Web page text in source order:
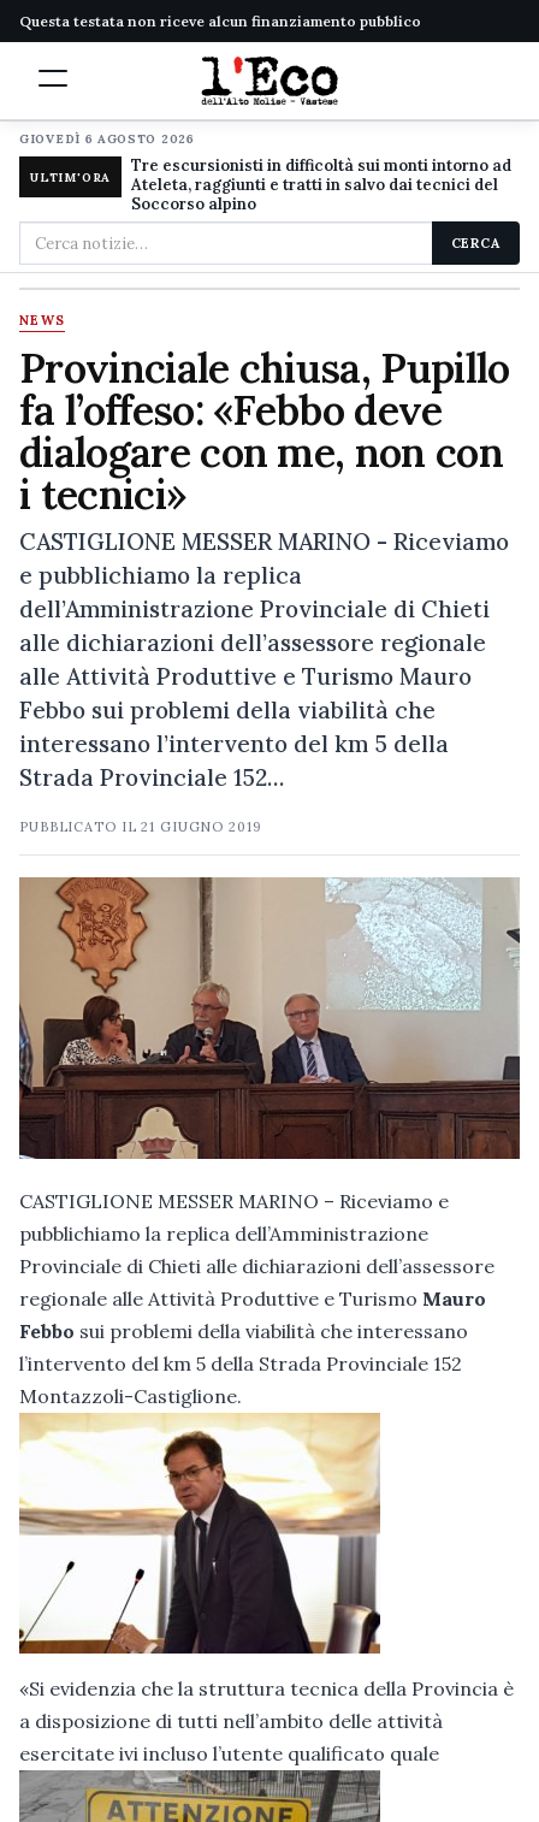
Questa testata non riceve alcun finanziamento pubblico
GIOVEDÌ 6 AGOSTO 2026
ULTIM'ORA
Tre escursionisti in difficoltà sui monti intorno ad
Ateleta, raggiunti e tratti in salvo dai tecnici del
Soccorso alpino
Cerca
nel
sito
CERCA
NEWS
Provinciale chiusa, Pupillo
fa l’offeso: «Febbo deve
dialogare con me, non con
i tecnici»
CASTIGLIONE MESSER MARINO - Riceviamo
e pubblichiamo la replica
dell’Amministrazione Provinciale di Chieti
alle dichiarazioni dell’assessore regionale
alle Attività Produttive e Turismo Mauro
Febbo sui problemi della viabilità che
interessano l’intervento del km 5 della
Strada Provinciale 152…
PUBBLICATO IL21 GIUGNO 2019
CASTIGLIONE MESSER MARINO – Riceviamo e
pubblichiamo la replica dell’Amministrazione
Provinciale di Chieti alle dichiarazioni dell’assessore
regionale alle Attività Produttive e Turismo Mauro
Febbo sui problemi della viabilità che interessano
l’intervento del km 5 della Strada Provinciale 152
Montazzoli-Castiglione.
«Si evidenzia che la struttura tecnica della Provincia è
a disposizione di tutti nell’ambito delle attività
esercitate ivi incluso l’utente qualificato quale